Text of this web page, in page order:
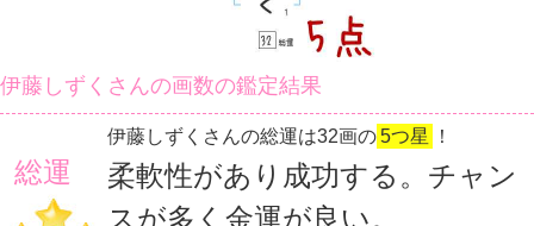
伊藤しずくさんの画数の鑑定結果
総運
伊藤しずくさんの総運は32画の5つ星 ！
柔軟性があり成功する。チャン
スが多く金運が良い。